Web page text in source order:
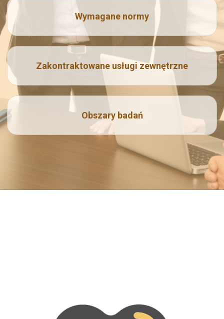
Wymagane normy
Zakontraktowane usługi zewnętrzne
Obszary badań